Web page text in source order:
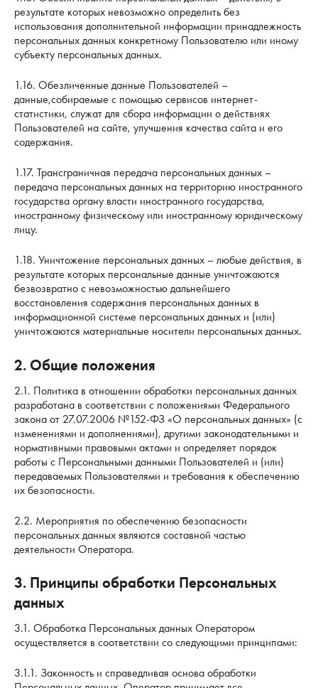
результате которых невозможно определить без
использования дополнительной информации принадлежность
персональных данных конкретному Пользователю или иному
субъекту персональных данных.
1.16. Обезличенные данные Пользователей –
данные,собираемые с помощью сервисов интернет-
статистики, служат для сбора информации о действиях
Пользователей на сайте, улучшения качества сайта и его
содержания.
1.17. Трансграничная передача персональных данных –
передача персональных данных на территорию иностранного
государства органу власти иностранного государства,
иностранному физическому или иностранному юридическому
лицу.
1.18. Уничтожение персональных данных – любые действия, в
результате которых персональные данные уничтожаются
безвозвратно с невозможностью дальнейшего
восстановления содержания персональных данных в
информационной системе персональных данных и (или)
уничтожаются материальные носители персональных данных.
2. Общие положения
2.1. Политика в отношении обработки персональных данных
разработана в соответствии с положениями Федерального
закона от 27.07.2006 №152-ФЗ «О персональных данных» (с
изменениями и дополнениями), другими законодательными и
нормативными правовыми актами и определяет порядок
работы с Персональными данными Пользователей и (или)
передаваемых Пользователями и требования к обеспечению
их безопасности.
2.2. Мероприятия по обеспечению безопасности
персональных данных являются составной частью
деятельности Оператора.
3. Принципы обработки Персональных
данных
3.1. Обработка Персональных данных Оператором
осуществляется в соответствии со следующими принципами:
3.1.1. Законность и справедливая основа обработки